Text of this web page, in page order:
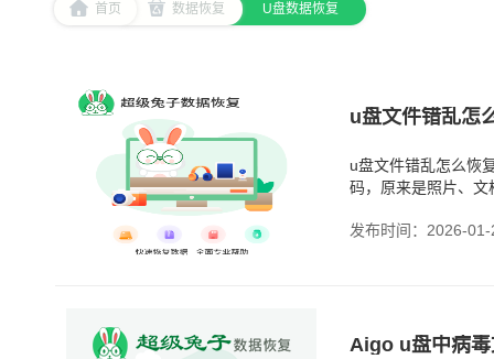
首页 数据恢复 U盘数据恢复
u盘文件错乱怎
u盘文件错乱怎么恢
码，原来是照片、
发布时间：2026-01-
‌Aigo u盘中病